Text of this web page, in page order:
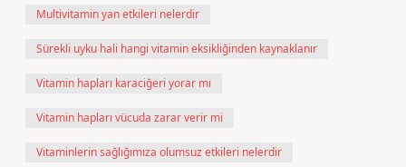
Multivitamin yan etkileri nelerdir
Sürekli uyku hali hangi vitamin eksikliğinden kaynaklanır
Vitamin hapları karaciğeri yorar mı
Vitamin hapları vücuda zarar verir mi
Vitaminlerin sağlığımıza olumsuz etkileri nelerdir